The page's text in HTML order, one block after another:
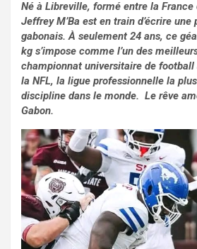
Né à Libreville, formé entre la France
Jeffrey M’Ba est en train d’écrire
gabonais. À seulement 24 ans, ce
kg s’impose comme l’un des
championnat universitaire de
la NFL, la ligue professionnelle la
discipline dans le monde. Le rêve
Gabon.